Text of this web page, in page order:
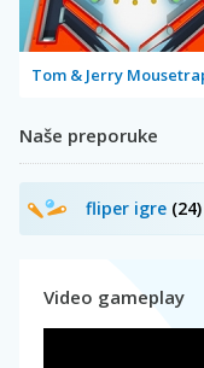
Naše preporuke
fliper igre (24)
Video gameplay